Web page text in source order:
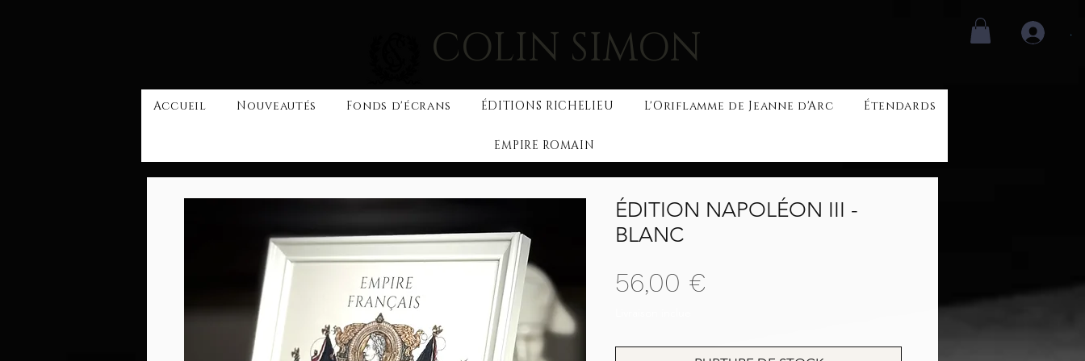
.
COLIN SIMON
Accueil Nouveautés Fonds d'écrans ÉDITIONS RICHELIEU L'Oriflamme de Jeanne d'Arc Étendards
EMPIRE ROMAIN
ÉDITION NAPOLÉON III -
BLANC
56,00 €